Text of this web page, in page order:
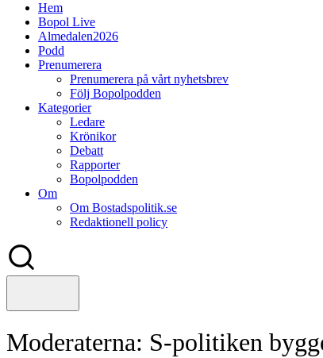
Hem
Bopol Live
Almedalen2026
Podd
Prenumerera
Prenumerera på vårt nyhetsbrev
Följ Bopolpodden
Kategorier
Ledare
Krönikor
Debatt
Rapporter
Bopolpodden
Om
Om Bostadspolitik.se
Redaktionell policy
Moderaterna: S-politiken